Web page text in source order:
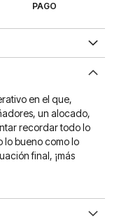
PAGO
en el que,
un alocado,
recordar todo lo
lo bueno como lo
final, ¡más